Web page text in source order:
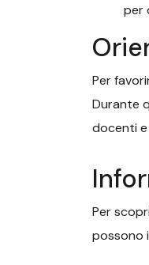
per
Per
Durante
docenti
Per
possono